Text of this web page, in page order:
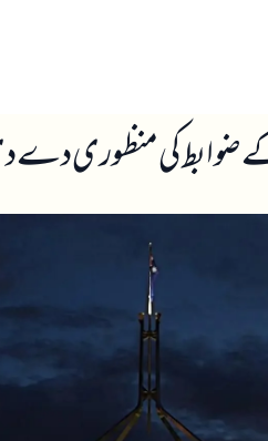
کے ضوابط کی منظوری